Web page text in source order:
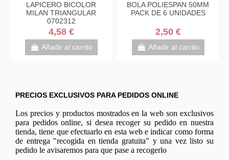
LAPICERO BICOLOR
MILAN TRIANGULAR
0702312
4,58 €
Añadir al carrito
BOLA POLIESPAN 50MM
PACK DE 6 UNIDADES
2,50 €
Añadir al carrito
PRECIOS EXCLUSIVOS PARA PEDIDOS ONLINE
Los precios y productos mostrados en la web son exclusivos
para pedidos online, si desea recoger su pedido en nuestra
tienda, tiene que efectuarlo en esta web e indicar como forma
de entrega "recogida en tienda gratuita" y una vez listo su
pedido le avisaremos para que pase a recogerlo